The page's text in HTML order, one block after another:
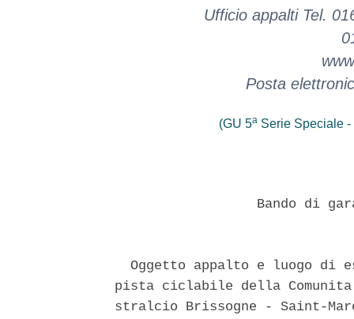
Ufficio appalti Tel.
Posta
(GU 5aSerie Speciale -
Bando di
Oggetto appalto e luogo di
pista ciclabile della
stralcio Brissogne - Saint-